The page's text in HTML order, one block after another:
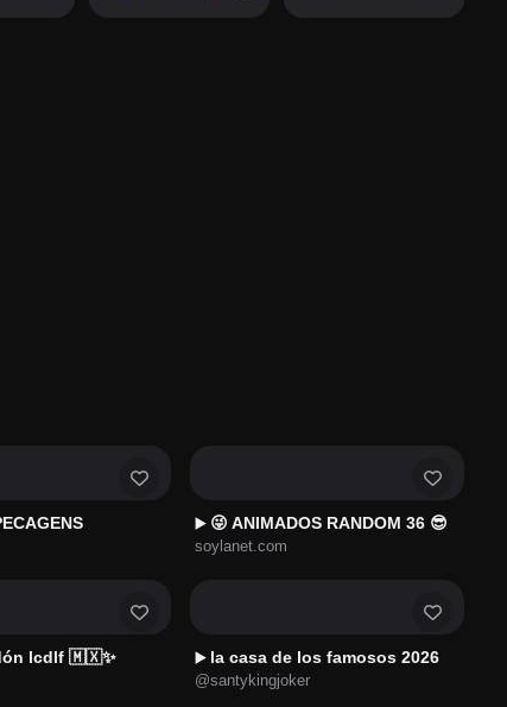
▶️ 😜 ANIMADOS RANDOM 36 😎
soylanet.com
lcdlf 🇲🇽✨ ▶️ la casa de los famosos 2026
@santykingjoker